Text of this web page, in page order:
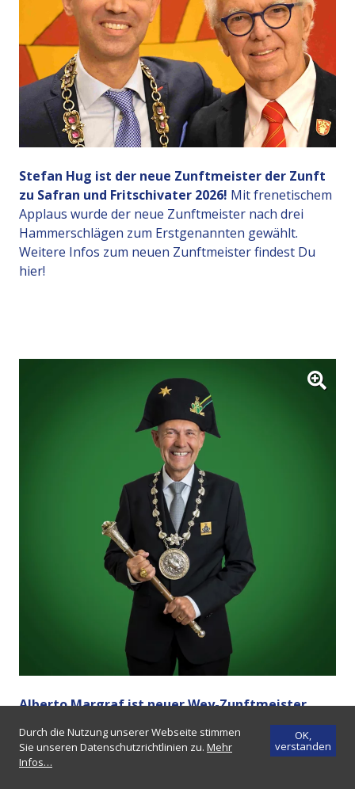
Stefan Hug ist der neue Zunftmeister der Zunft
zu Safran und Fritschivater 2026! Mit frenetischem
Applaus wurde der neue Zunftmeister nach drei
Hammerschlägen zum Erstgenannten gewählt.
Weitere Infos zum neuen Zunftmeister findest Du
hier!
Alberto Margraf ist neuer Wey-Zunftmeister
Im Jahr 2023 amtete Alberto «Berto» Margraf
bereits als Präsident des Luzerner
Fasnachtskomitees (LFK) und führte so in hoher